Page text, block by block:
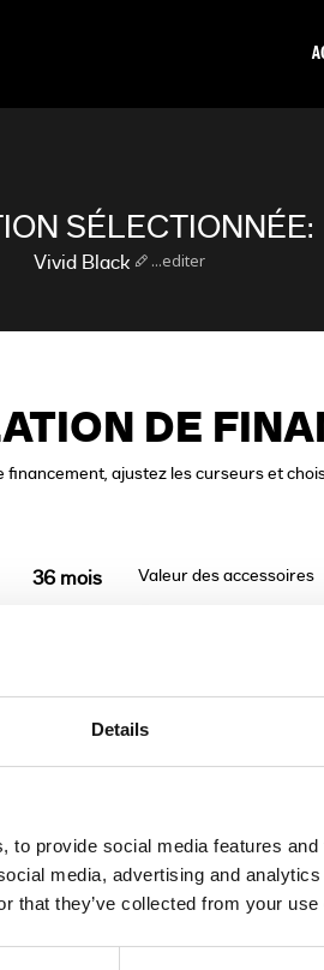
Details
to provide social media features
media, advertising and
that they’ve collected from your
SÉLECTIONNÉE:
Vivid Black ...editer
DE
financement, ajustez les curseurs et
36 mois Valeur des accessoires
Vérifiez vos capacités de